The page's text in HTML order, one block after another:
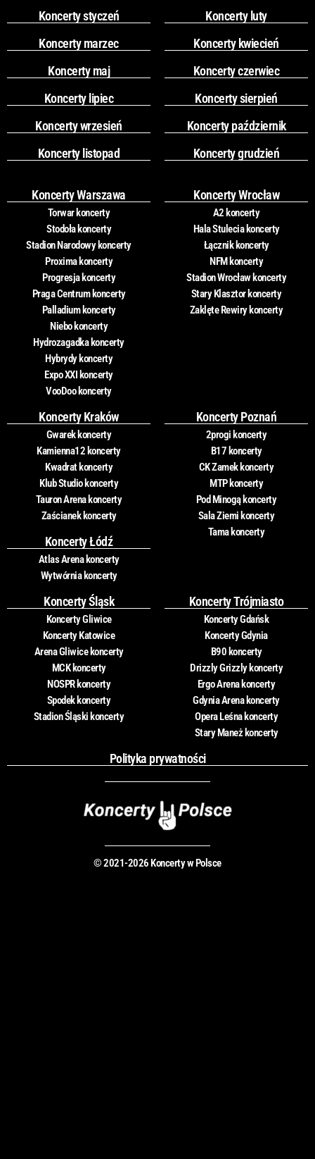
Koncerty styczeń
Koncerty luty
Koncerty marzec
Koncerty kwiecień
Koncerty maj
Koncerty czerwiec
Koncerty lipiec
Koncerty sierpień
Koncerty wrzesień
Koncerty październik
Koncerty listopad
Koncerty grudzień
Koncerty Warszawa
Torwar koncerty
Stodoła koncerty
Stadion Narodowy koncerty
Proxima koncerty
Progresja koncerty
Praga Centrum koncerty
Palladium koncerty
Niebo koncerty
Hydrozagadka koncerty
Hybrydy koncerty
Expo XXI koncerty
VooDoo koncerty
Koncerty Wrocław
A2 koncerty
Hala Stulecia koncerty
Łącznik koncerty
NFM koncerty
Stadion Wrocław koncerty
Stary Klasztor koncerty
Zaklęte Rewiry koncerty
Koncerty Kraków
Gwarek koncerty
Kamienna12 koncerty
Kwadrat koncerty
Klub Studio koncerty
Tauron Arena koncerty
Zaścianek koncerty
Koncerty Łódź
Atlas Arena koncerty
Wytwórnia koncerty
Koncerty Poznań
2progi koncerty
B17 koncerty
CK Zamek koncerty
MTP koncerty
Pod Minogą koncerty
Sala Ziemi koncerty
Tama koncerty
Koncerty Śląsk
Koncerty Gliwice
Koncerty Katowice
Arena Gliwice koncerty
MCK koncerty
NOSPR koncerty
Spodek koncerty
Stadion Śląski koncerty
Koncerty Trójmiasto
Koncerty Gdańsk
Koncerty Gdynia
B90 koncerty
Drizzly Grizzly koncerty
Ergo Arena koncerty
Gdynia Arena koncerty
Opera Leśna koncerty
Stary Maneż koncerty
Polityka prywatności
© 2021-2026 Koncerty w Polsce